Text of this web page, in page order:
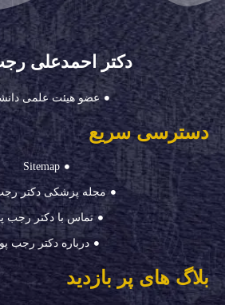
دکتر احمدعلی
عضو هیئت علمی
دسترسی سریع
Sitemap
مجله پزشکی دکتر
تماس با دکتر رجب
درباره دکتر رجب
بلاگ های پر بازدید